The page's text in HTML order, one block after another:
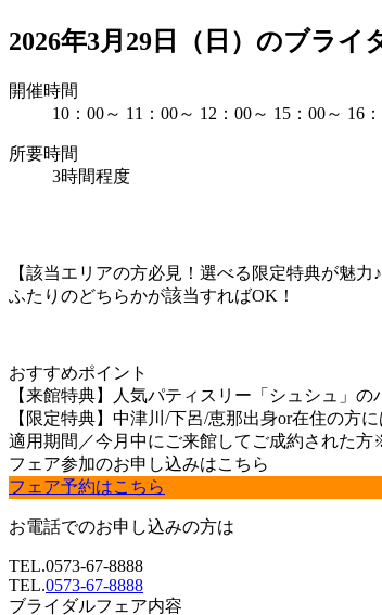
2026年3月29日（日）のブライ
開催時間
10：00～ 11：00～ 12：00～ 15：00～ 16
所要時間
3時間程度
【該当エリアの方必見！選べる限定特典が魅
ふたりのどちらかが該当すればOK！
おすすめポイント
【来館特典】人気パティスリー「シュシュ」
【限定特典】中津川/下呂/恵那出身or在住の方
適用期間／今月中にご来館してご成約された
フェア参加のお申し込みはこちら
フェア予約はこちら
お電話でのお申し込みの方は
TEL.0573-67-8888
TEL.0573-67-8888
ブライダルフェア内容